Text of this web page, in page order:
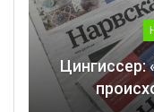
Цингиссер: